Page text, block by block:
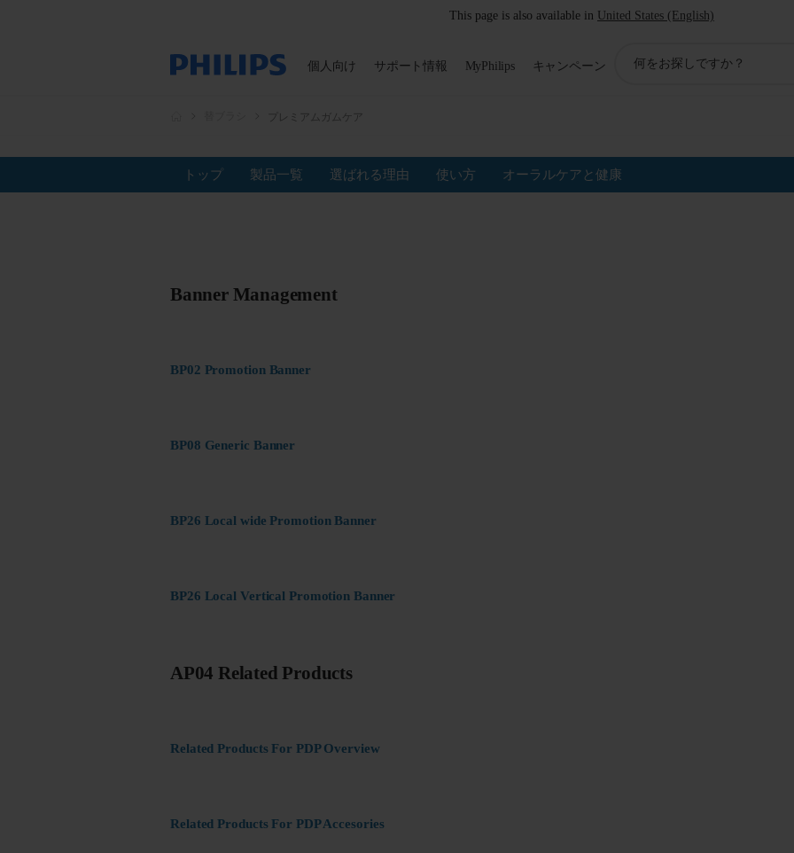
This page is also available in United States (English)
個人向け サポート情報 MyPhilips キャンペーン
ー
プレミアムガムケア
トップ 製品一覧 選ばれる理由 使い方 オーラルケアと健康
Banner Management
BP02 Promotion Banner
BP08 Generic Banner
BP26 Local wide Promotion Banner
BP26 Local Vertical Promotion Banner
AP04 Related Products
Related Products For PDP Overview
Related Products For PDP Accesories